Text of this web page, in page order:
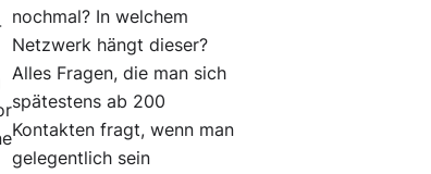
nochmal? In welchem
Netzwerk hängt dieser?
Alles Fragen, die man sich
spätestens ab 200
Kontakten fragt, wenn man
gelegentlich sein